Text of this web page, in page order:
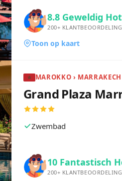
8.8 Geweldig
200+
Toon op kaart
Grand Plaza
Zwembad
10 Fantastisch
200+